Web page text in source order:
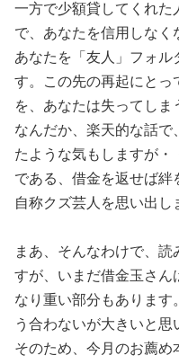
一方で少額貸してくれた
で、あなたを信用しなく
あなたを「友人」フォル
す。この先の再起にとっ
を、あなたは失ってしま
なんだか、楽天的な話
たような気もしますが
である、借金を返せば絆
自称クズ芸人を思い出し
まあ、そんなわけで、
すが、いまだ借金玉さん
なり重い部分もあります
う合わないが大きいと思
そのため、今月のお薦め